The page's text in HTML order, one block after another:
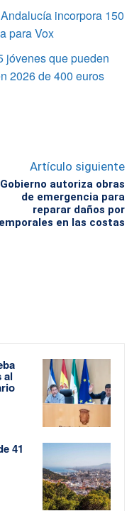
incorpora 150
para Vox
jóvenes que pueden
2026 de 400 euros
Artículo siguiente
autoriza obras
de emergencia para
reparar daños por
en las costas
al
41